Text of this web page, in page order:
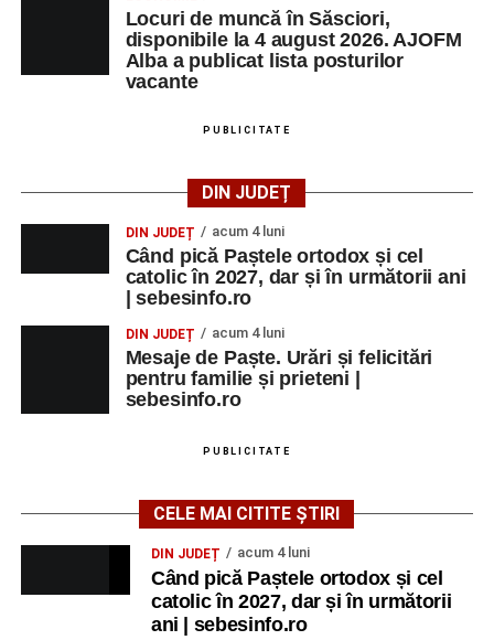
Locuri de muncă în Săsciori,
disponibile la 4 august 2026. AJOFM
Alba a publicat lista posturilor
vacante
PUBLICITATE
DIN JUDEȚ
DIN JUDEȚ acum 4 luni
Când pică Paștele ortodox și cel
catolic în 2027, dar și în următorii ani
| sebesinfo.ro
DIN JUDEȚ acum 4 luni
Mesaje de Paște. Urări și felicitări
pentru familie și prieteni |
sebesinfo.ro
PUBLICITATE
CELE MAI CITITE ȘTIRI
DIN JUDEȚ acum 4 luni
Când pică Paștele ortodox și cel
catolic în 2027, dar și în următorii
ani | sebesinfo.ro